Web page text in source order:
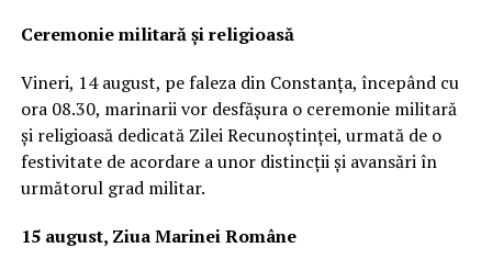
Ceremonie militară și religioasă
Vineri, 14 august, pe faleza din Constanța, începând cu
ora 08.30, marinarii vor desfășura o ceremonie militară
și religioasă dedicată Zilei Recunoștinței, urmată de o
festivitate de acordare a unor distincții și avansări în
următorul grad militar.
15 august, Ziua Marinei Române